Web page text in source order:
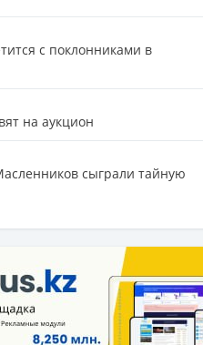
с поклонниками в
на аукцион
сыграли тайную